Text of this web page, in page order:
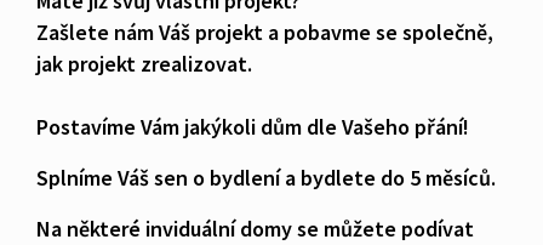
Zašlete nám Váš projekt a pobavme se společně,
jak projekt zrealizovat.
Postavíme Vám jakýkoli dům dle Vašeho přání!
Splníme Váš sen o bydlení a bydlete do 5 měsíců.
Na některé inviduální domy se můžete podívat